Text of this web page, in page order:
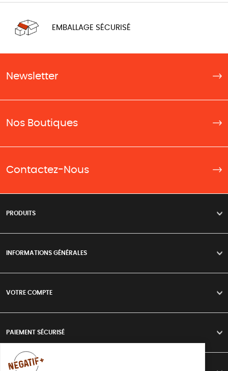
EMBALLAGE SÉCURISÉ
Newsletter
Nos Boutiques
Contactez-Nous
PRODUITS >
INFORMATIONS GÉNÉRALES >
VOTRE COMPTE >
PAIEMENT SÉCURISÉ >